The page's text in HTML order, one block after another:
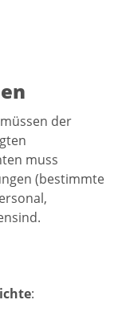
der
muss
(bestimmte
: